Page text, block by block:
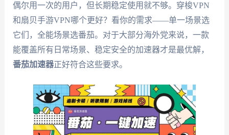
偶尔用一次的用户，但长期稳定使用就不够。穿梭VPN
和扇贝手游VPN哪个更好？看你的需求——单一场景选
它们，全能场景选番茄。对于大部分海外党来说，一款
能覆盖所有日常场景、稳定安全的加速器才是最优解，
番茄加速器正好符合这些要求。